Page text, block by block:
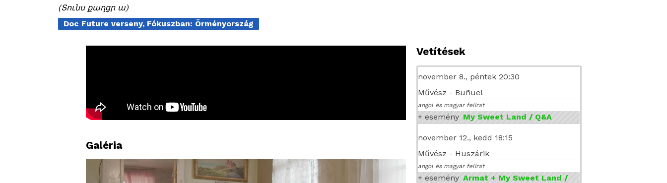
Տունս քաղցր ա
Doc Future verseny, Fókuszban: Örményország
Galéria
Vetítések
november 8., péntek 20:30
Művész - Buñuel
angol és magyar felirat
+ esemény My Sweet Land / Q&A
november 12., kedd 18:15
Művész - Huszárik
angol és magyar felirat
+ esemény Armat + My Sweet Land /